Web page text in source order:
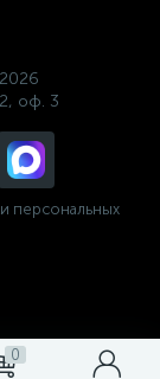
0
оф. 3
персональных